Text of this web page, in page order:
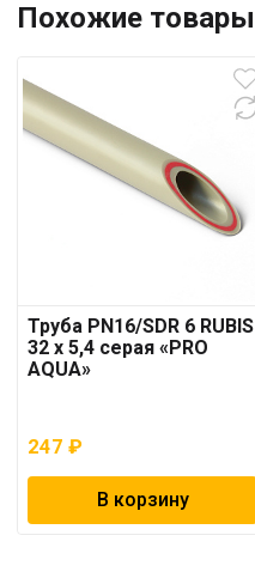
Похожие товары
Труба PN16/SDR 6 RUBIS
32 x 5,4 серая «PRO
AQUA»
247 ₽
В корзину